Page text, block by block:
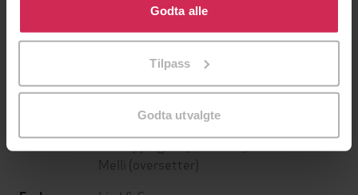
bruke cookies for alle disse formålene. Du kan også
tilpasse ditt samtykke til spesifikke formål ved å klikke
Godta alle
Tilpass
Godta utvalgte
Jo Nesbø
Jørn Lier Horst
Leif Appelgren(forfatter),Aleksander
Melli
(oversetter)